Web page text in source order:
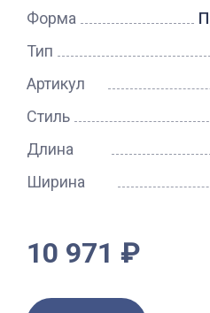
Форма
Тип
Артикул
Стиль
Длина
Ширина
10 971 ₽